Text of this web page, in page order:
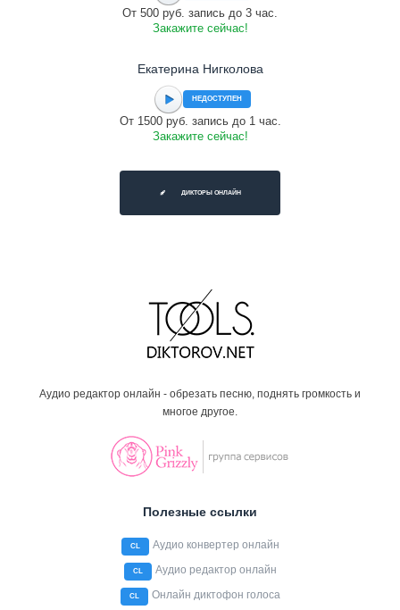
От 500 руб. запись до 3 час.
Закажите сейчас!
Екатерина Нигколова
НЕДОСТУПЕН
От 1500 руб. запись до 1 час.
Закажите сейчас!
ДИКТОРЫ ОНЛАЙН
Аудио редактор онлайн - обрезать песню, поднять громкость и
многое другое.
Полезные ссылки
CL Аудио конвертер онлайн
CL Аудио редактор онлайн
CL Онлайн диктофон голоса